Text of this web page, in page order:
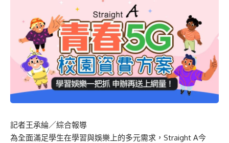
記者王承綸／綜合報導
為全面滿足學生在學習與娛樂上的多元需求，Straight A今